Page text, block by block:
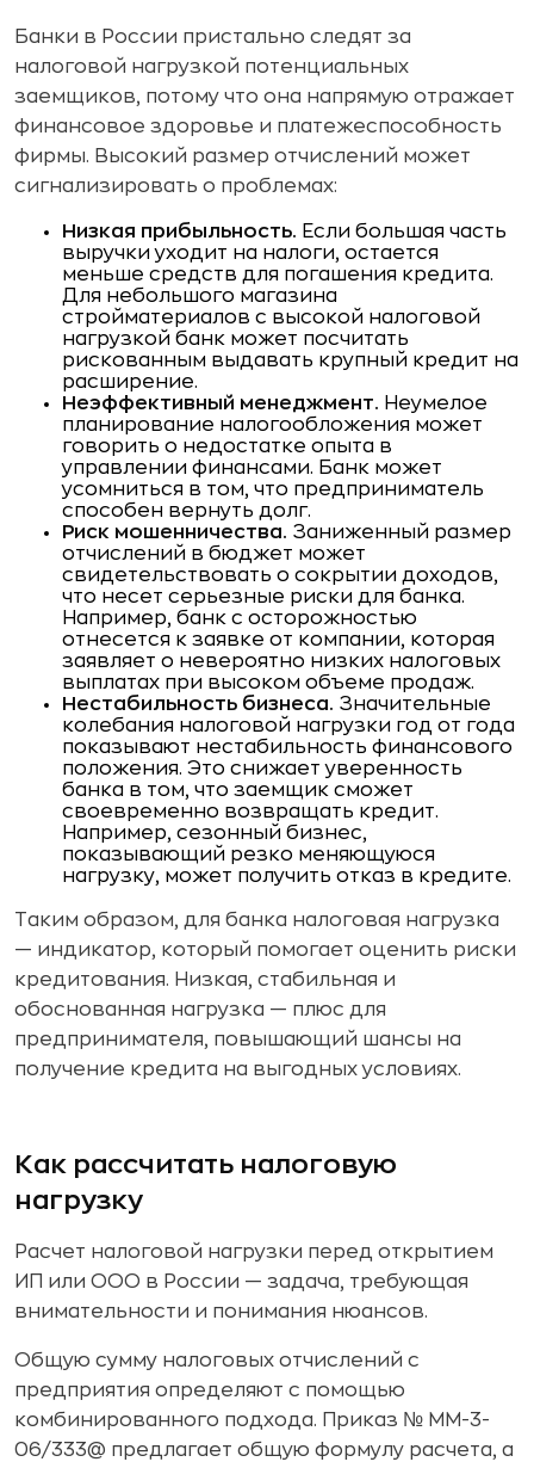
Банки в России пристально следят за
налоговой нагрузкой потенциальных
заемщиков, потому что она напрямую отражает
финансовое здоровье и платежеспособность
фирмы. Высокий размер отчислений может
сигнализировать о проблемах:
Низкая прибыльность. Если большая часть
выручки уходит на налоги, остается
меньше средств для погашения кредита.
Для небольшого магазина
стройматериалов с высокой налоговой
нагрузкой банк может посчитать
рискованным выдавать крупный кредит на
расширение.
Неэффективный менеджмент. Неумелое
планирование налогообложения может
говорить о недостатке опыта в
управлении финансами. Банк может
усомниться в том, что предприниматель
способен вернуть долг.
Риск мошенничества. Заниженный размер
отчислений в бюджет может
свидетельствовать о сокрытии доходов,
что несет серьезные риски для банка.
Например, банк с осторожностью
отнесется к заявке от компании, которая
заявляет о невероятно низких налоговых
выплатах при высоком объеме продаж.
Нестабильность бизнеса. Значительные
колебания налоговой нагрузки год от года
показывают нестабильность финансового
положения. Это снижает уверенность
банка в том, что заемщик сможет
своевременно возвращать кредит.
Например, сезонный бизнес,
показывающий резко меняющуюся
нагрузку, может получить отказ в кредите.
Таким образом, для банка налоговая нагрузка
— индикатор, который помогает оценить риски
кредитования. Низкая, стабильная и
обоснованная нагрузка — плюс для
предпринимателя, повышающий шансы на
получение кредита на выгодных условиях.
Как рассчитать налоговую
нагрузку
Расчет налоговой нагрузки перед открытием
ИП или ООО в России — задача, требующая
внимательности и понимания нюансов.
Общую сумму налоговых отчислений с
предприятия определяют с помощью
комбинированного подхода. Приказ № ММ-3-
06/333@ предлагает общую формулу расчета, а